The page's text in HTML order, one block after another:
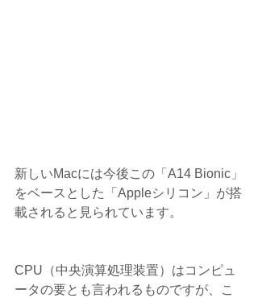
新しいMacには今後この「A14 Bionic」
をベースとした「Appleシリコン」が搭
載されると見られています。
CPU（中央演算処理装置）はコンピュ
ータの要とも言われるものですが、こ